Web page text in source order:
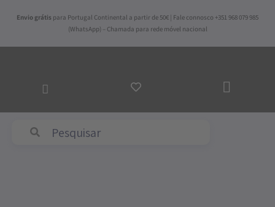
Envio grátis para Portugal Continental a partir de 50€ | Fale connosco +351 968 079 985
(WhatsApp) – Chamada para rede móvel nacional
AO